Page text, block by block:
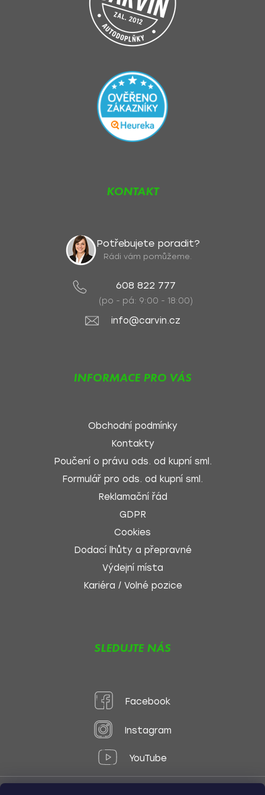
KONTAKT
Potřebujete poradit?
Rádi vám pomůžeme.
608 822 777
(po - pá: 9:00 - 18:00)
info@carvin.cz
INFORMACE PRO VÁS
Obchodní podmínky
Kontakty
Poučení o právu ods. od kupní sml.
Formulář pro ods. od kupní sml.
Reklamační řád
GDPR
Cookies
Dodací lhůty a přepravné
Výdejní místa
Kariéra / Volné pozice
SLEDUJTE NÁS
Facebook
Instagram
YouTube